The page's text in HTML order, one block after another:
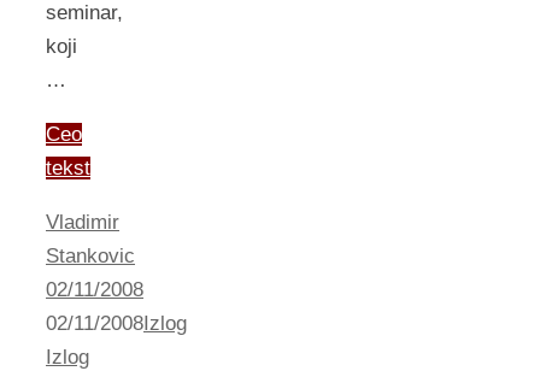
seminar,
koji
…
Ceo
tekst
Vladimir
Stankovic
02/11/2008
02/11/2008 Izlog
Izlog